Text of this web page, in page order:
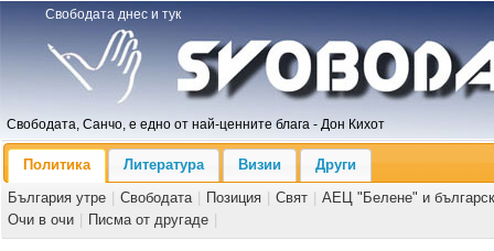
Свободата днес и тук
Свободата, Санчо, е едно от най-ценните блага - Дон Кихот
Политика Литература Визии
Други
България утре
Свободата Позиция Свят
АЕЦ "Белене" и
Очи в очи
Писма от другаде